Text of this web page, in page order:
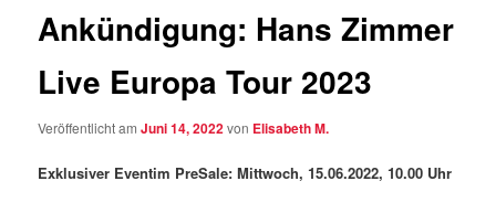
Ankündigung: Hans Zimmer
Live Europa Tour 2023
Veröffentlicht amJuni 14, 2022von Elisabeth M.
Exklusiver Eventim PreSale: Mittwoch, 15.06.2022, 10.00 Uhr